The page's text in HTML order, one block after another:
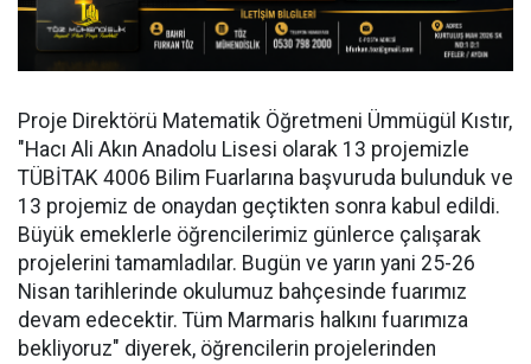
Proje Direktörü Matematik Öğretmeni Ümmügül Kıstır,
"Hacı Ali Akın Anadolu Lisesi olarak 13 projemizle
TÜBİTAK 4006 Bilim Fuarlarına başvuruda bulunduk ve
13 projemiz de onaydan geçtikten sonra kabul edildi.
Büyük emeklerle öğrencilerimiz günlerce çalışarak
projelerini tamamladılar. Bugün ve yarın yani 25-26
Nisan tarihlerinde okulumuz bahçesinde fuarımız
devam edecektir. Tüm Marmaris halkını fuarımıza
bekliyoruz" diyerek, öğrencilerin projelerinden